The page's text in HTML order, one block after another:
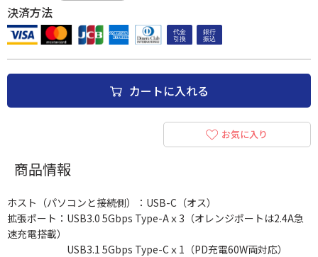
決済方法
カートに入れる
お気に入り
商品情報
ホスト（パソコンと接続側）：USB-C（オス）
拡張ポート：USB3.0 5Gbps Type-Aｘ3（オレンジポートは2.4A急
速充電搭載）
USB3.1 5Gbps Type-Cｘ1（PD充電60W両対応）